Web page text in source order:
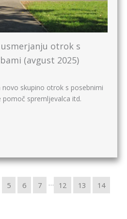
otrok s
(avgust 2025)
novo skupino otrok s posebnimi
spremljevalca itd.
5 6 7 … 12 13
14